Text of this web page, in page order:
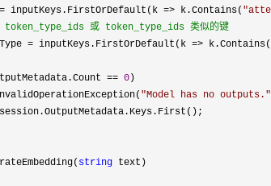
= inputKeys.FirstOrDefault(k => k.Contains( "
token_type_ids 或 token_type_ids 类似的键
= inputKeys.FirstOrDefault(k => k.Contains(
== 0 )
"Model has no outputs. "
string text)